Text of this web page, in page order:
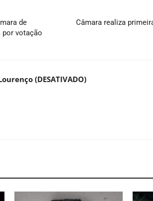
de
por votação
Câmara realiza
(DESATIVADO)